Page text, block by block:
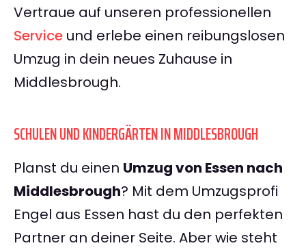
Vertraue auf unseren professionellen
Service und erlebe einen reibungslosen
Umzug in dein neues Zuhause in
Middlesbrough.
SCHULEN UND KINDERGÄRTEN IN MIDDLESBROUGH
Planst du einen Umzug von Essen nach
Middlesbrough? Mit dem Umzugsprofi
Engel aus Essen hast du den perfekten
Partner an deiner Seite. Aber wie steht